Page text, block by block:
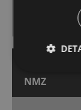
Inszenierung.
NMZ